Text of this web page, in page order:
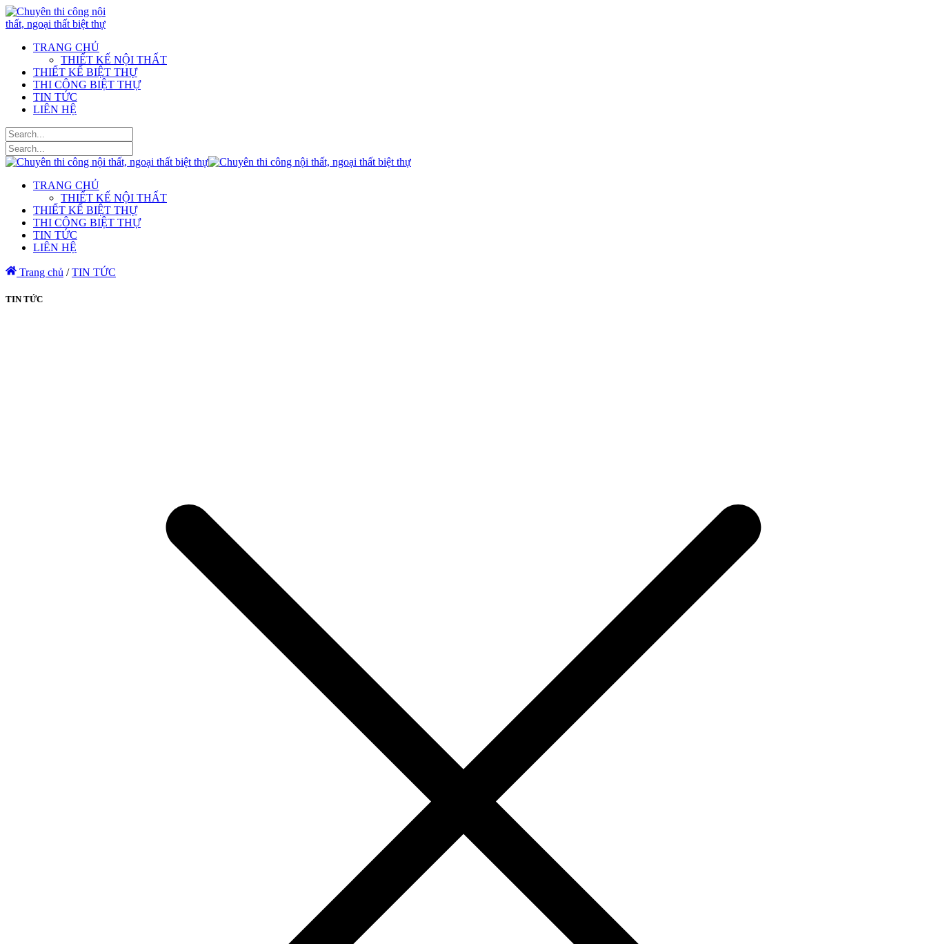
TRANG CHỦ
THIẾT KẾ NỘI THẤT
THIẾT KẾ BIỆT THỰ
THI CÔNG BIỆT THỰ
TIN TỨC
LIÊN HỆ
TRANG CHỦ
THIẾT KẾ NỘI THẤT
THIẾT KẾ BIỆT THỰ
THI CÔNG BIỆT THỰ
TIN TỨC
LIÊN HỆ
Trang chủ / TIN TỨC
TIN TỨC